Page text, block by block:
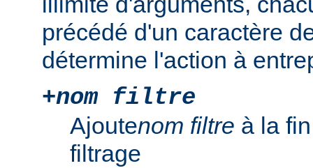
précédé d'un caractère
détermine l'action à
+nom filtre
Ajoutenom filtre à la
filtrage